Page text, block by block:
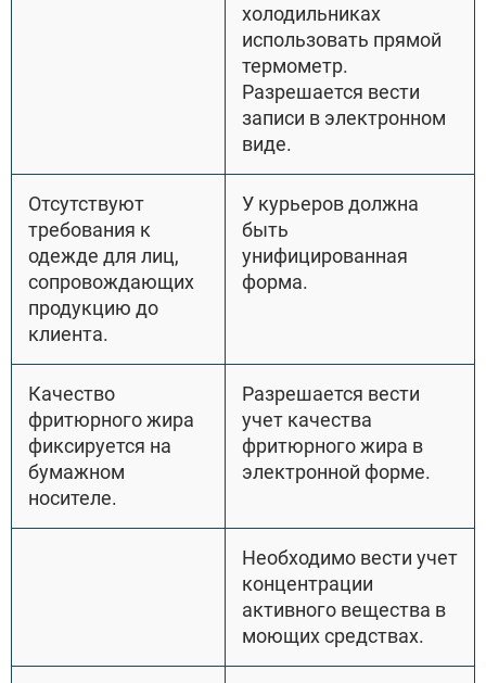
холодильниках
использовать прямой
термометр.
Разрешается вести
записи в электронном
виде.
Отсутствуют
требования к
одежде для лиц,
сопровождающих
продукцию до
клиента.
У курьеров должна
быть
унифицированная
форма.
Качество
фритюрного жира
фиксируется на
бумажном
носителе.
Разрешается вести
учет качества
фритюрного жира в
электронной форме.
Необходимо вести учет
концентрации
активного вещества в
моющих средствах.